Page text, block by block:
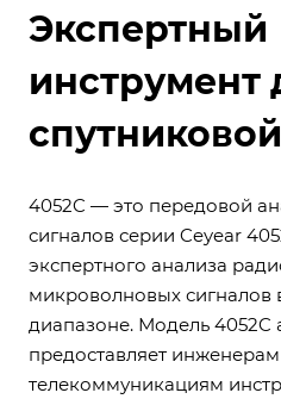
Экспертный
инструмент
4052C — это передовой
сигналов серии Ceyear
экспертного анализа
микроволновых
диапазоне. Модель 4052C
предоставляет
телекоммуникациям